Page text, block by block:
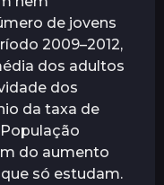
de jovens
2009–2012,
dos adultos
dos
da taxa de
do aumento
só estudam.